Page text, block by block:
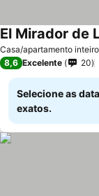
Casa/apartamento inteiro
El Mirador de
8,6 Excelente 20
Selecione as
exatos.